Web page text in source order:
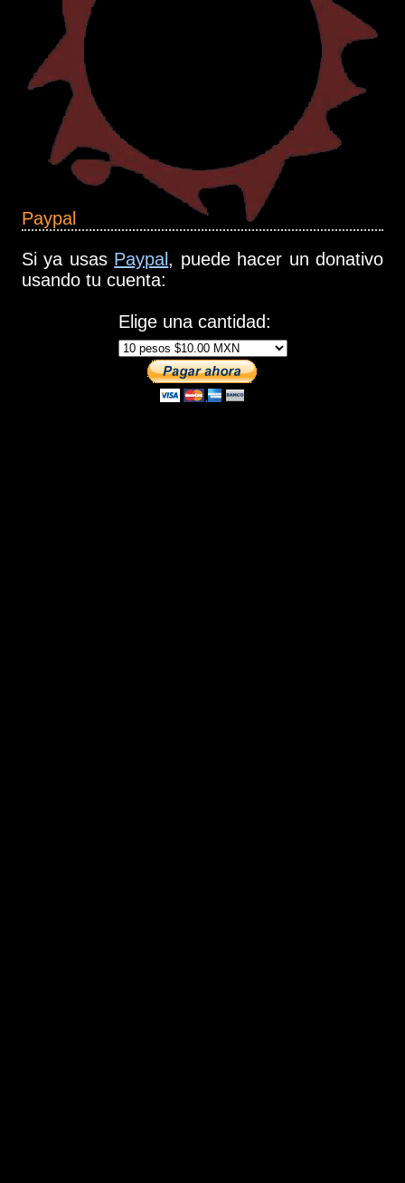
Paypal
Si ya usas Paypal, puede hacer un donativo
usando tu cuenta:
Elige una cantidad: